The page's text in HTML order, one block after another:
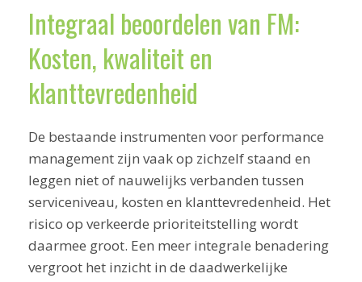
Integraal beoordelen van FM:
Kosten, kwaliteit en
klanttevredenheid
De bestaande instrumenten voor performance
management zijn vaak op zichzelf staand en
leggen niet of nauwelijks verbanden tussen
serviceniveau, kosten en klanttevredenheid. Het
risico op verkeerde prioriteitstelling wordt
daarmee groot. Een meer integrale benadering
vergroot het inzicht in de daadwerkelijke